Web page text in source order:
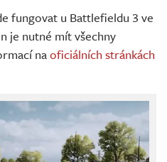
fungovat u Battlefieldu 3 ve
je nutné mít všechny
naoficiálních stránkách